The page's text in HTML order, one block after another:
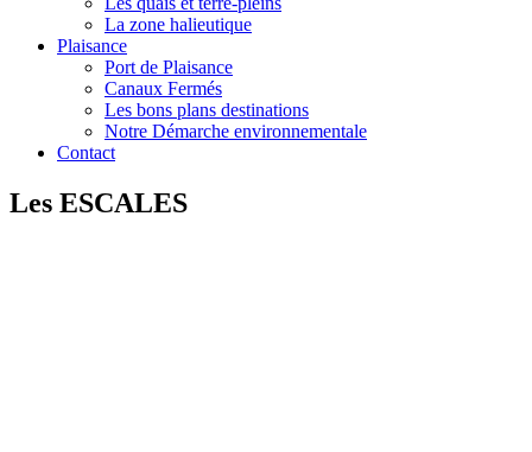
La zone halieutique
Plaisance
Port de Plaisance
Canaux Fermés
Les bons plans destinations
Notre Démarche environnementale
Contact
Les ESCALES